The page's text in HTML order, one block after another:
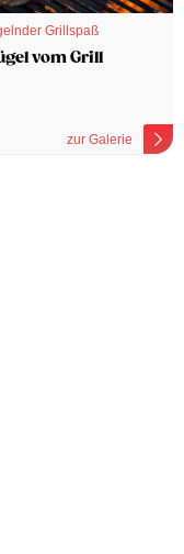
Grillspaß
vom Grill
zur Galerie